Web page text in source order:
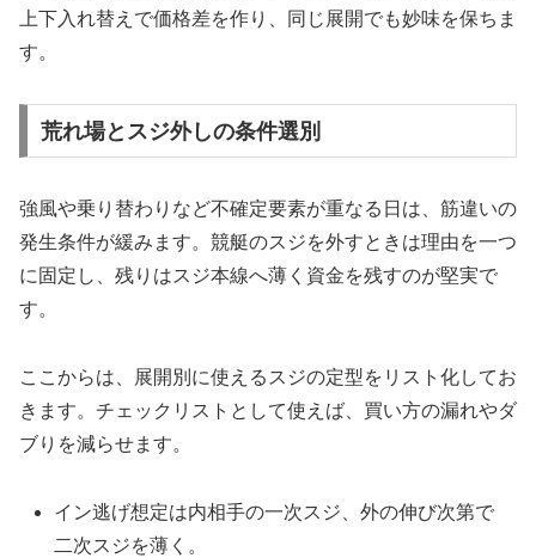
上下入れ替えで価格差を作り、同じ展開でも妙味を保ちま
す。
荒れ場とスジ外しの条件選別
強風や乗り替わりなど不確定要素が重なる日は、筋違いの
発生条件が緩みます。競艇のスジを外すときは理由を一つ
に固定し、残りはスジ本線へ薄く資金を残すのが堅実で
す。
ここからは、展開別に使えるスジの定型をリスト化してお
きます。チェックリストとして使えば、買い方の漏れやダ
ブりを減らせます。
イン逃げ想定は内相手の一次スジ、外の伸び次第で
二次スジを薄く。